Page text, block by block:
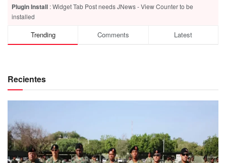
Plugin Install : Widget Tab Post needs JNews - View Counter to be
installed
Trending Comments Latest
Recientes